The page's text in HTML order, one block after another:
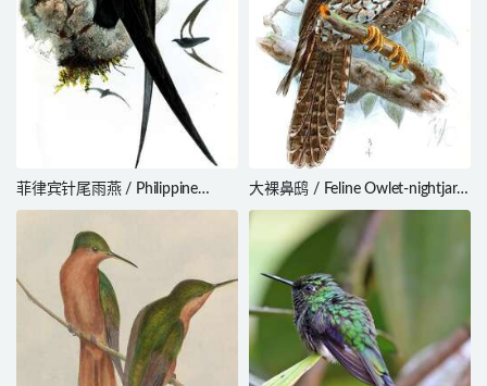
菲律宾针尾雨燕 / Philippine
Spine-tailed Swift / Mearnsia
大裸鼻鸱 / Feline Owlet-nightjar /
Aegotheles insignis